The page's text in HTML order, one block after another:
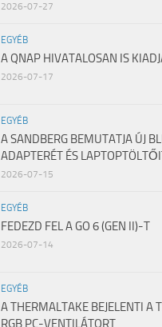
2026-07-27
EGYÉB
A QNAP HIVATALOSAN IS
2026-07-17
EGYÉB
A SANDBERG BEMUTATJA ÚJ
ADAPTERÉT ÉS
2026-07-15
EGYÉB
FEDEZD FEL A GO 6 (GEN II)-T
2026-07-14
EGYÉB
A THERMALTAKE BEJELENTI A
RGB PC-VENTILÁTORT